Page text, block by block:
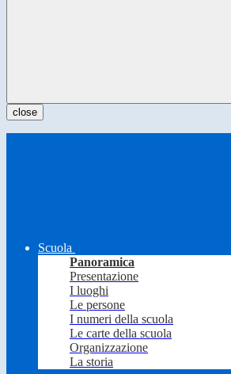
close
Scuola
Panoramica
Presentazione
I luoghi
Le persone
I numeri della scuola
Le carte della scuola
Organizzazione
La storia